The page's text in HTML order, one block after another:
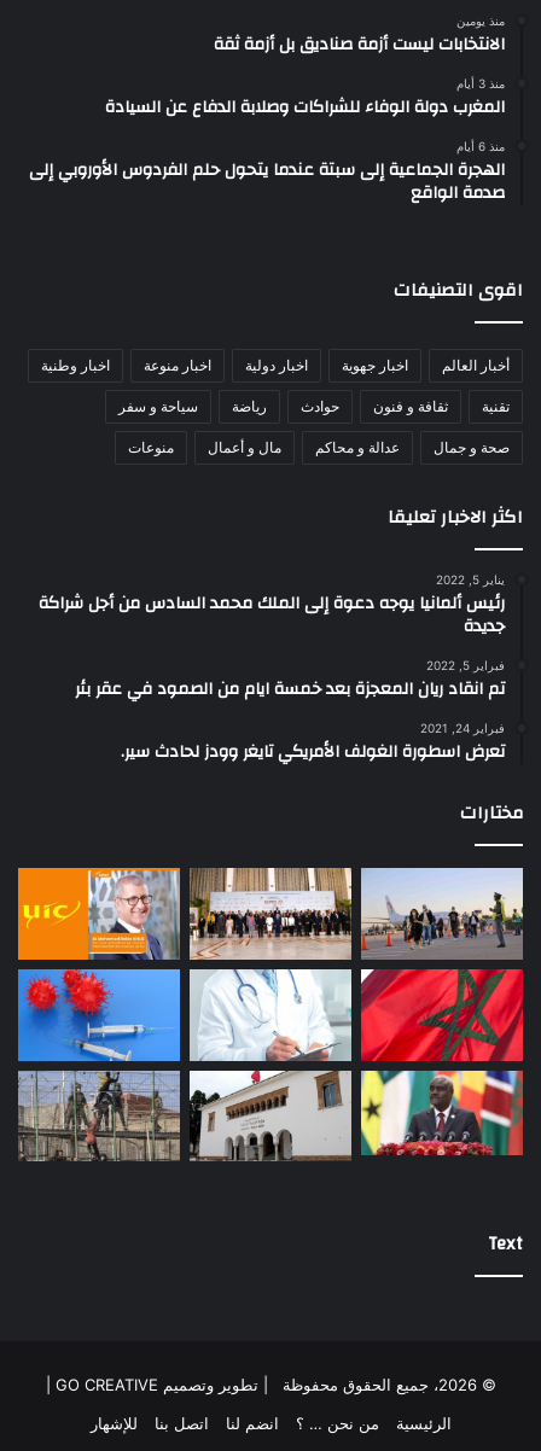
منذ يومين
الانتخابات ليست أزمة صناديق بل أزمة ثقة
منذ 3 أيام
المغرب دولة الوفاء للشراكات وصلابة الدفاع عن السيادة
منذ 6 أيام
الهجرة الجماعية إلى سبتة عندما يتحول حلم الفردوس الأوروبي إلى
صدمة الواقع
اقوى التصنيفات
أخبار العالم اخبار جهوية اخبار دولية اخبار منوعة اخبار وطنية
تقنية ثقافة و فنون حوادث رياضة سياحة و سفر
صحة و جمال عدالة و محاكم مال و أعمال منوعات
اكثر الاخبار تعليقا
يناير 5, 2022
رئيس ألمانيا يوجه دعوة إلى الملك محمد السادس من أجل شراكة
جديدة
فبراير 5, 2022
تم انقاد ريان المعجزة بعد خمسة ايام من الصمود في عقر بئر
فبراير 24, 2021
تعرض اسطورة الغولف الأمريكي تايغر وودز لحادث سير.
مختارات
Text
© 2026، جميع الحقوق محفوظة | تطوير وتصميم GO CREATIVE
الرئيسية
من نحن … ؟ انضم لنا اتصل بنا للإشهار